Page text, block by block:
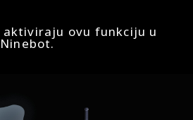
aktiviraju ovu funkciju u
otključavanje/zaključavanje)